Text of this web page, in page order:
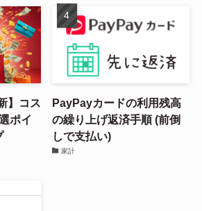
】コス
ポイ
PayPayカードの利用残高
の繰り上げ返済手順 (前倒
しで支払い)
家計